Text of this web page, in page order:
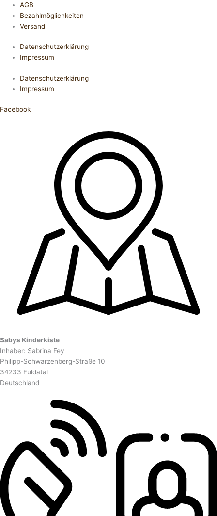
AGB
Bezahlmöglichkeiten
Versand
Datenschutzerklärung
Impressum
Datenschutzerklärung
Impressum
Facebook
Sabys Kinderkiste
Inhaber: Sabrina Fey
Philipp-Schwarzenberg-Straße 10
34233 Fuldatal
Deutschland